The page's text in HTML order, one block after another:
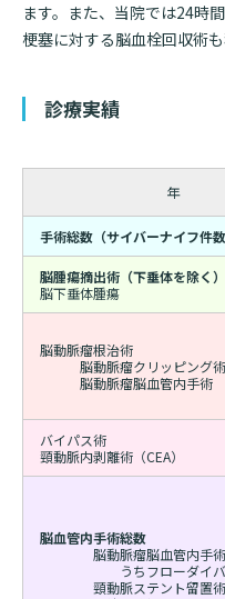
ます。また、当院では24時
梗塞に対する脳血栓回収術も
診療実績
年
手術総数（サイバーナイフ件数
脳腫瘍摘出術（下垂体を除く）
脳下垂体腫瘍
脳動脈瘤根治術
脳動脈瘤クリッピング術
脳動脈瘤脳血管内手術
バイパス術
頸動脈内剥離術（CEA）
脳血管内手術総数
脳動脈瘤脳血管内手術
うちフローダイバー
頸動脈ステント留置術